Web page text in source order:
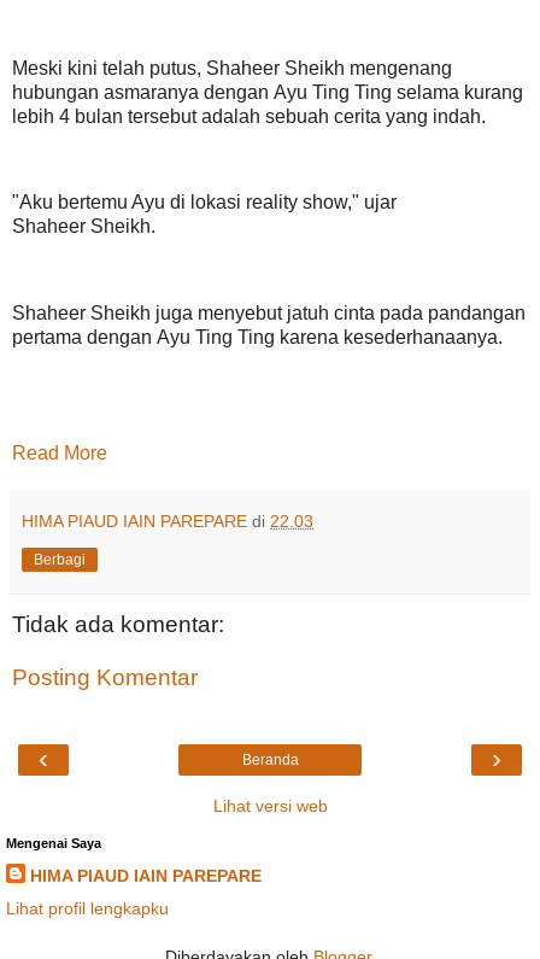
Meski kini telah putus, Shaheer Sheikh mengenang
hubungan asmaranya dengan Ayu Ting Ting selama kurang
lebih 4 bulan tersebut adalah sebuah cerita yang indah.
"Aku bertemu Ayu di lokasi reality show," ujar
Shaheer Sheikh.
Shaheer Sheikh juga menyebut jatuh cinta pada pandangan
pertama dengan Ayu Ting Ting karena kesederhanaanya.
Read More
HIMA PIAUD IAIN PAREPARE di 22.03
Berbagi
Tidak ada komentar:
Posting Komentar
‹ ›
Beranda
Lihat versi web
Mengenai Saya
HIMA PIAUD IAIN PAREPARE
Lihat profil lengkapku